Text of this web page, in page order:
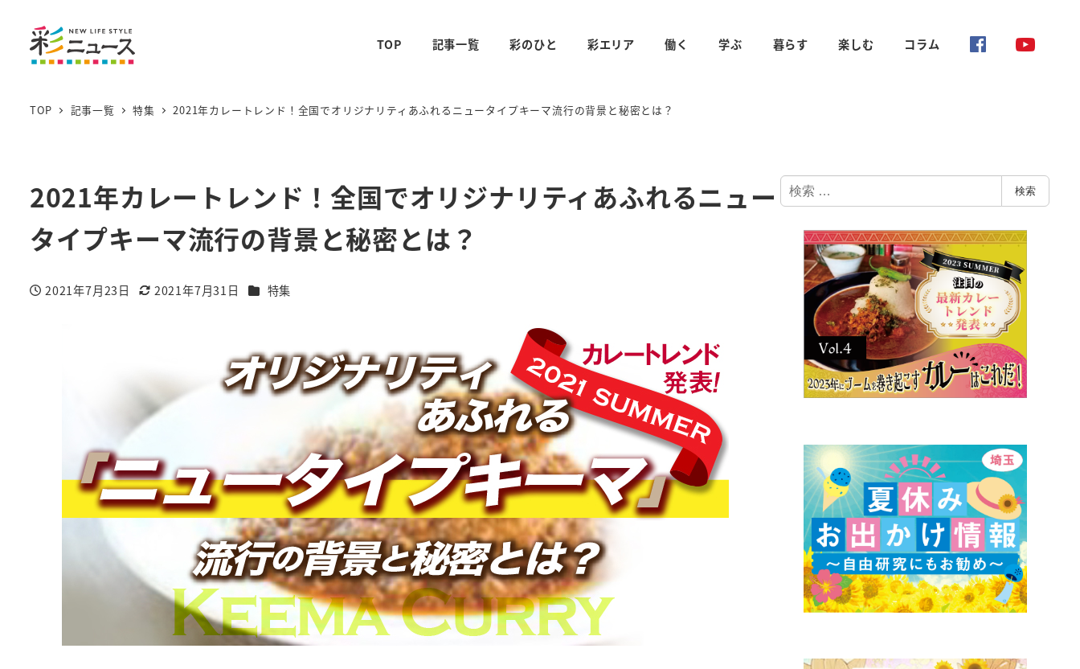
TOP 記事一覧 彩のひと 彩エリア 働く 学ぶ 暮らす 楽しむ コラム
TOP 記事一覧 特集 2021年カレートレンド！全国でオリジナリティあふれるニュータイプキーマ流行の背景と秘密とは？
2021年カレートレンド！全国でオリジナリティあふれるニュー
タイプキーマ流行の背景と秘密とは？
投稿日
2021年7月23日
更新日
2021年7月31日 カテゴリー
特集
検
索
検索